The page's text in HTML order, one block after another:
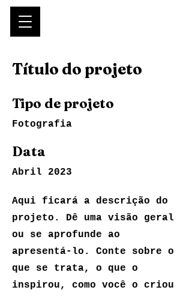
Título do projeto
Tipo de projeto
Fotografia
Data
Abril 2023
Aqui ficará a descrição do
projeto. Dê uma visão geral
ou se aprofunde ao
apresentá-lo. Conte sobre o
que se trata, o que o
inspirou, como você o criou